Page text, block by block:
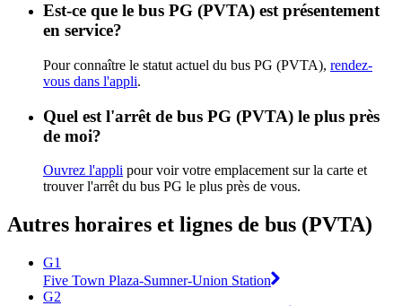
Est-ce que le bus PG (PVTA) est présentement
en service?
Pour connaître le statut actuel du bus PG (PVTA), rendez-
vous dans l'appli.
Quel est l'arrêt de bus PG (PVTA) le plus près
de moi?
Ouvrez l'appli pour voir votre emplacement sur la carte et
trouver l'arrêt du bus PG le plus près de vous.
Autres horaires et lignes de bus (PVTA)
G1
Five Town Plaza-Sumner-Union Station
G2